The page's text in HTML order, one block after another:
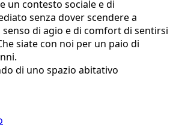
un contesto sociale e di
senza dover scendere a
di agio e di comfort di sentirsi
siate con noi per un paio di